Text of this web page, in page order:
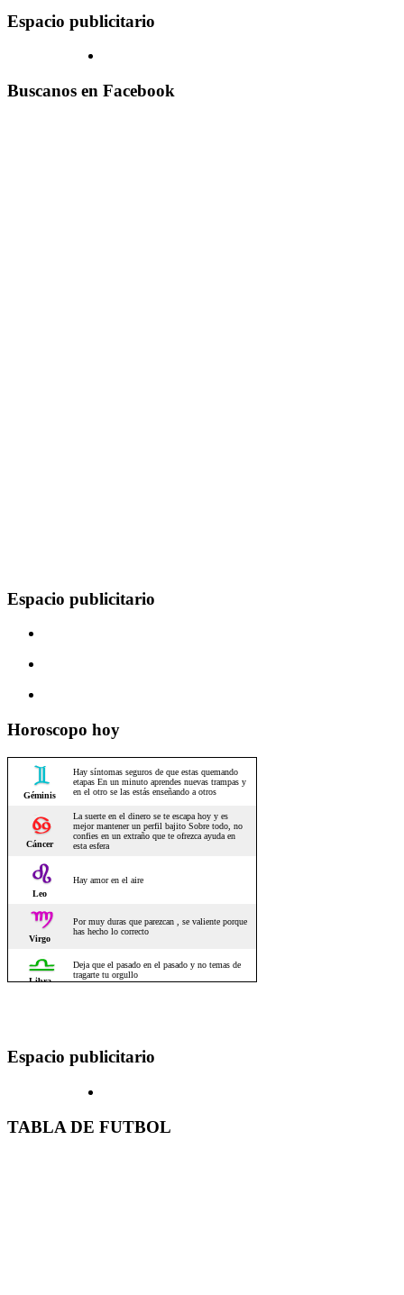
Espacio publicitario
Buscanos en Facebook
Espacio publicitario
Horoscopo hoy
Espacio publicitario
TABLA DE FUTBOL